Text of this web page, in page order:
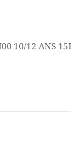
10/12 ANS